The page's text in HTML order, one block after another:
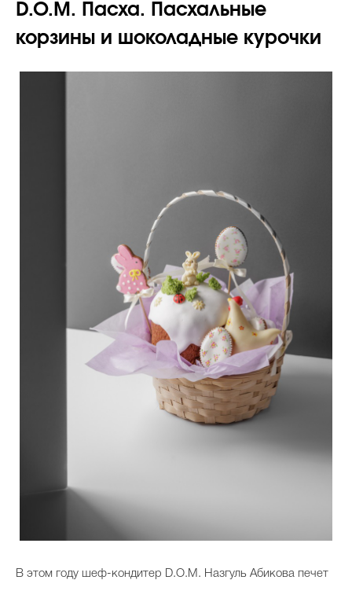
D.O.M. Пасха. Пасхальные
корзины и шоколадные курочки
В этом году шеф-кондитер D.O.M. Назгуль Абикова печет